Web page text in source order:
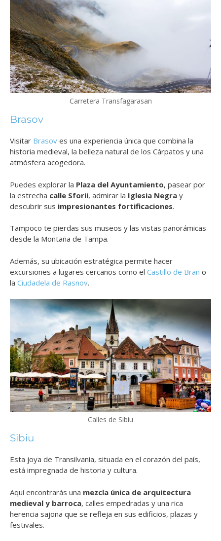
Carretera Transfagarasan
Brasov
Visitar Brasov es una experiencia única que combina la
historia medieval, la belleza natural de los Cárpatos y una
atmósfera acogedora.
Puedes explorar la Plaza del Ayuntamiento, pasear por
la estrecha calle Sforii, admirar la Iglesia Negra y
descubrir sus impresionantes fortificaciones.
Tampoco te pierdas sus museos y las vistas panorámicas
desde la Montaña de Tampa.
Además, su ubicación estratégica permite hacer
excursiones a lugares cercanos como el Castillo de Bran o
la Ciudadela de Rasnov.
Calles de Sibiu
Sibiu
Esta joya de Transilvania, situada en el corazón del país,
está impregnada de historia y cultura.
Aquí encontrarás una mezcla única de arquitectura
medieval y barroca, calles empedradas y una rica
herencia sajona que se refleja en sus edificios, plazas y
festivales.